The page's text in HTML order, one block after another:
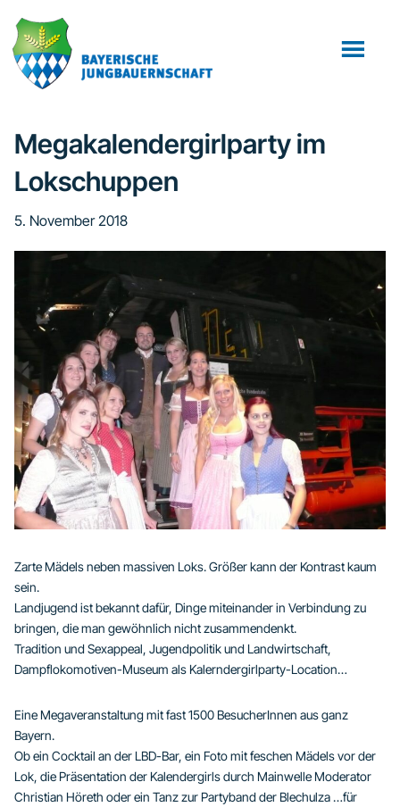
Inhalt
springen
Seitenspalte
springen
Fußzeile
springen
Megakalendergirlparty im
Lokschuppen
5. November 2018
Zarte Mädels neben massiven Loks. Größer kann der Kontrast kaum
sein.
Landjugend ist bekannt dafür, Dinge miteinander in Verbindung zu
bringen, die man gewöhnlich nicht zusammendenkt.
Tradition und Sexappeal, Jugendpolitik und Landwirtschaft,
Dampflokomotiven-Museum als Kalerndergirlparty-Location…
Eine Megaveranstaltung mit fast 1500 BesucherInnen aus ganz
Bayern.
Ob ein Cocktail an der LBD-Bar, ein Foto mit feschen Mädels vor der
Lok, die Präsentation der Kalendergirls durch Mainwelle Moderator
Christian Höreth oder ein Tanz zur Partyband der Blechulza …für